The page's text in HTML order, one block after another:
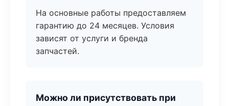
На основные работы предоставляем
гарантию до 24 месяцев. Условия
зависят от услуги и бренда
запчастей.
Можно ли присутствовать при